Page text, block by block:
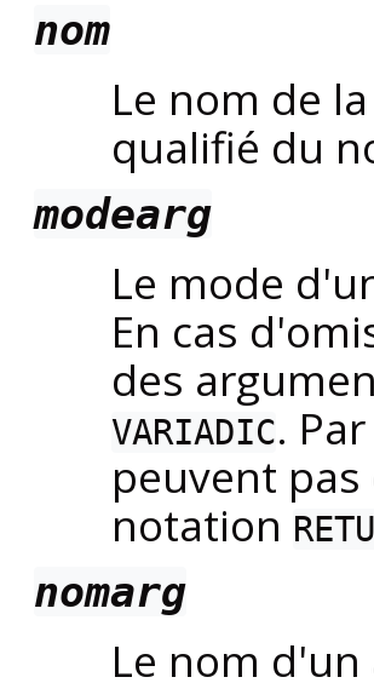
nom
Le nom de
qualifié du
modearg
Le mode
En cas
des
VARIADIC.
peuvent
notation
nomarg
Le nom